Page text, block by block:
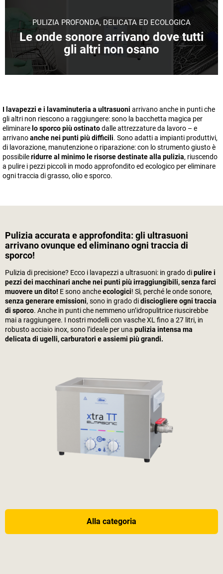
PULIZIA PROFONDA, DELICATA ED ECOLOGICA
Le onde sonore arrivano dove tutti
gli altri non osano
I lavapezzi e i lavaminuteria a ultrasuoni arrivano anche in punti che
gli altri non riescono a raggiungere: sono la bacchetta magica per
eliminare lo sporco più ostinatodalle attrezzature da lavoro – e
arrivanoanche nei punti più difficili. Sono adatti a impianti produttivi,
di lavorazione, manutenzione o riparazione: con lo strumento giusto è
possibileridurre al minimo le risorse destinate alla pulizia, riuscendo
a pulire i pezzi piccoli in modo approfondito ed ecologico per eliminare
ogni traccia di grasso, olio e sporco.
Pulizia accurata e approfondita: gli ultrasuoni
arrivano ovunque ed eliminano ogni traccia di
sporco!
Pulizia di precisione? Ecco i lavapezzi a ultrasuoni: in grado dipulire i
pezzi dei macchinari anche nei punti più irraggiungibili, senza farci
muovere un dito! E sono ancheecologici! Sì, perché le onde sonore,
senza generare emissioni, sono in grado didisciogliere ogni traccia
di sporco. Anche in punti che nemmeno un’idropulitrice riuscirebbe
mai a raggiungere. I nostri modelli con vasche XL fino a 27 litri, in
robusto acciaio inox, sono l’ideale per una pulizia intensa ma
delicata di ugelli, carburatori e assiemi più grandi.
Alla categoria